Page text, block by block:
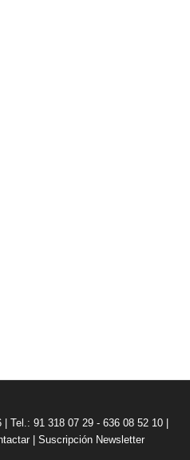
Tel.: 91 318 07 29 - 636 08 52 10 |
Suscripción Newsletter